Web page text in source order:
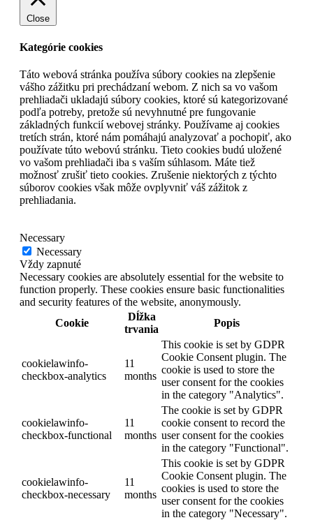
Close
Kategórie cookies
Táto webová stránka používa súbory cookies na zlepšenie
vášho zážitku pri prechádzaní webom. Z nich sa vo vašom
prehliadači ukladajú súbory cookies, ktoré sú kategorizované
podľa potreby, pretože sú nevyhnutné pre fungovanie
základných funkcií webovej stránky. Používame aj cookies
tretích strán, ktoré nám pomáhajú analyzovať a pochopiť, ako
používate túto webovú stránku. Tieto cookies budú uložené
vo vašom prehliadači iba s vaším súhlasom. Máte tiež
možnosť zrušiť tieto cookies. Zrušenie niektorých z týchto
súborov cookies však môže ovplyvniť váš zážitok z
prehliadania.
Necessary
Necessary
Vždy zapnuté
Necessary cookies are absolutely essential for the website to
function properly. These cookies ensure basic functionalities
and security features of the website, anonymously.
Cookie
Dĺžka
trvania
Popis
cookielawinfo-
checkbox-analytics
11
months
This cookie is set by GDPR
Cookie Consent plugin. The
cookie is used to store the
user consent for the cookies
in the category "Analytics".
cookielawinfo-
checkbox-functional
11
months
The cookie is set by GDPR
cookie consent to record the
user consent for the cookies
in the category "Functional".
cookielawinfo-
checkbox-necessary
11
months
This cookie is set by GDPR
Cookie Consent plugin. The
cookies is used to store the
user consent for the cookies
in the category "Necessary".